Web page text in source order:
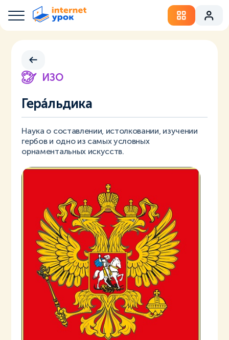
ИЗО
Герáльдика
Наука о составлении, истолковании, изучении
гербов и одно из самых условных
орнаментальных искусств.